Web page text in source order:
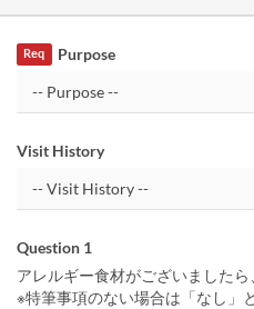
Purpose
Req
Visit History
Question 1
アレルギー食材がございましたら
※特筆事項のない場合は「なし」